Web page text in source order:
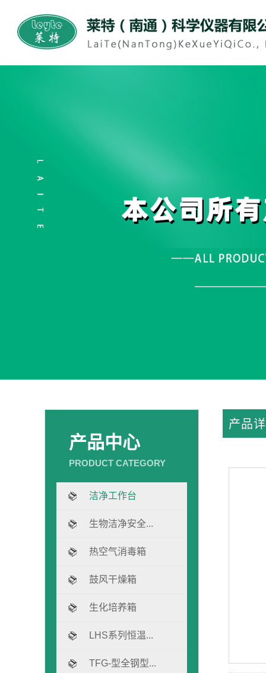
产品中心
洁净工作台
生物洁净安全...
热空气消毒箱
鼓风干燥箱
生化培养箱
LHS系列恒温...
TFG-型全钢型...
产品